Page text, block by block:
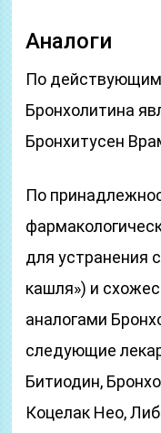
Аналоги
По
Бронхолитина
Бронхитусен
По
для устранения
кашля») и
аналогами
следующие
Битиодин,
Коцелак Нео,